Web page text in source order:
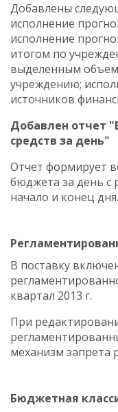
Добавлены
исполнение
исполнение
итогом по
выделенным
учреждению;
источников
Добавлен отчет
средств за день"
Отчет формирует
бюджета за день с
начало и конец дня.
В поставку
квартал 2013 г.
При
механизм запрета
Бюджетная